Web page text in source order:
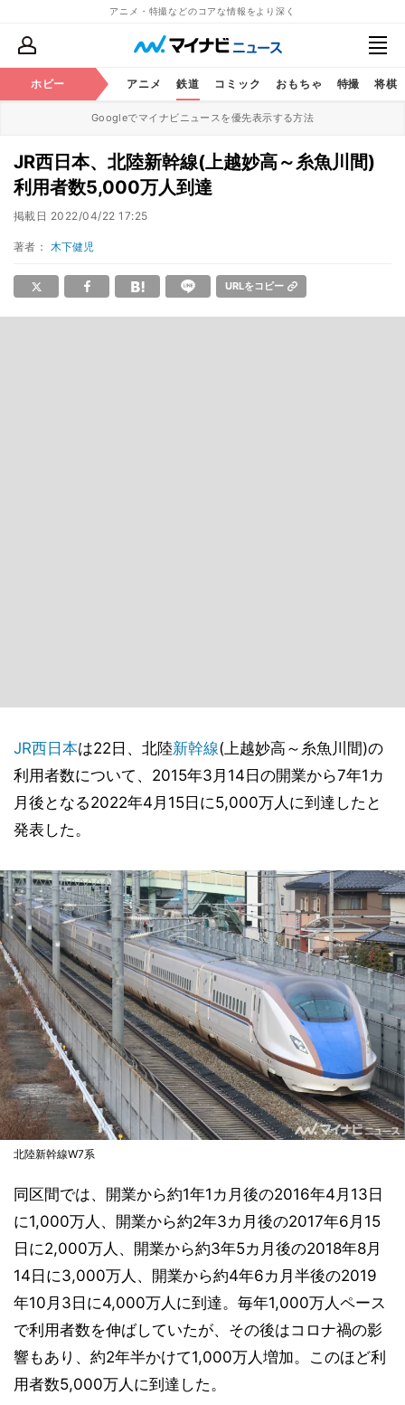
アニメ・特撮などのコアな情報をより深く
ホビー アニメ 鉄道 コミック おもちゃ 特撮 将棋
Googleでマイナビニュースを優先表示する方法
JR西日本、北陸新幹線(上越妙高～糸魚川間)
利用者数5,000万人到達
掲載日 2022/04/22 17:25
著者： 木下健児
URLをコピー
JR西日本は22日、北陸新幹線(上越妙高～糸魚川間)の
利用者数について、2015年3月14日の開業から7年1カ
月後となる2022年4月15日に5,000万人に到達したと
発表した。
北陸新幹線W7系
同区間では、開業から約1年1カ月後の2016年4月13日
に1,000万人、開業から約2年3カ月後の2017年6月15
日に2,000万人、開業から約3年5カ月後の2018年8月
14日に3,000万人、開業から約4年6カ月半後の2019
年10月3日に4,000万人に到達。毎年1,000万人ペース
で利用者数を伸ばしていたが、その後はコロナ禍の影
響もあり、約2年半かけて1,000万人増加。このほど利
用者数5,000万人に到達した。